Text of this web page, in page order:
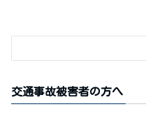
交通事故被害者の方へ